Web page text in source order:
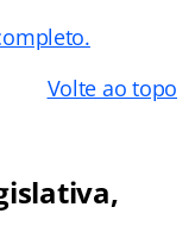
Volte ao topo